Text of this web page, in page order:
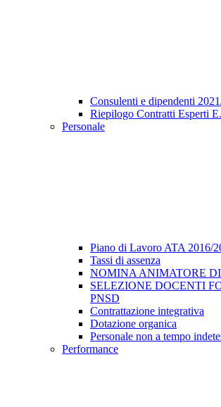
Consulenti e dipendenti
Riepilogo Contratti Esperti
Personale
Piano di Lavoro ATA 2016/
Tassi di assenza
NOMINA ANIMATORE
SELEZIONE DOCENTI
PNSD
Contrattazione integrativa
Dotazione organica
Personale non a tempo
Performance